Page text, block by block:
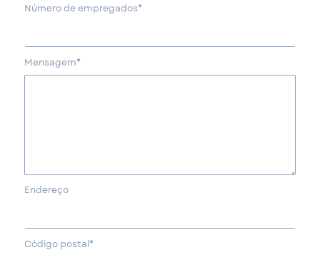
Número de empregados*
Mensagem*
Endereço
Código postal*